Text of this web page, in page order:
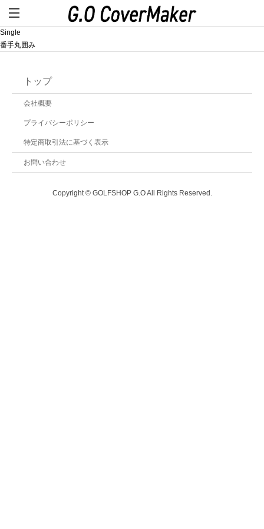
Single
番手丸囲み
トップ
会社概要
プライバシーポリシー
特定商取引法に基づく表示
お問い合わせ
Copyright © GOLFSHOP G.O All Rights Reserved.